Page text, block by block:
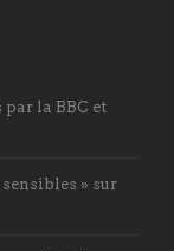
par la BBC et
» sur